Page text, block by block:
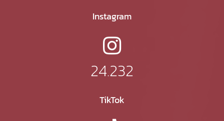
Instagram
24.232
TikTok